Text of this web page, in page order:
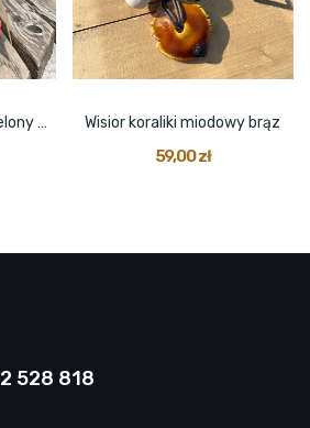
Kaktus na drewienku zielony z czerwonym i... Wisior koraliki miodowy brąz
59,00 zł
528 818